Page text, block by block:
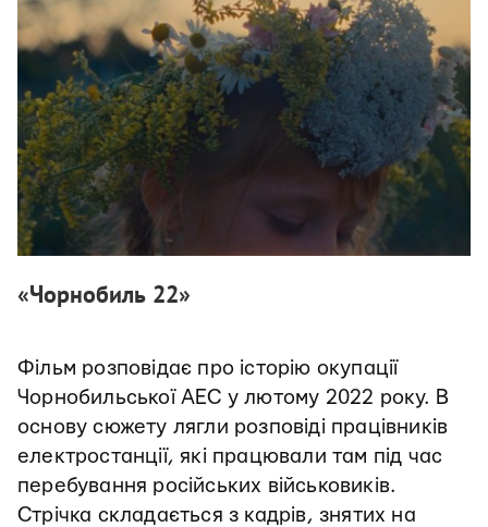
«Чорнобиль 22»
Фільм розповідає про історію окупації
Чорнобильської АЕС у лютому 2022 року. В
основу сюжету лягли розповіді працівників
електростанції, які працювали там під час
перебування російських військовиків.
Стрічка складається з кадрів, знятих на